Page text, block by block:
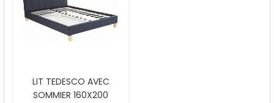
LIT TEDESCO AVEC
SOMMIER 160X200